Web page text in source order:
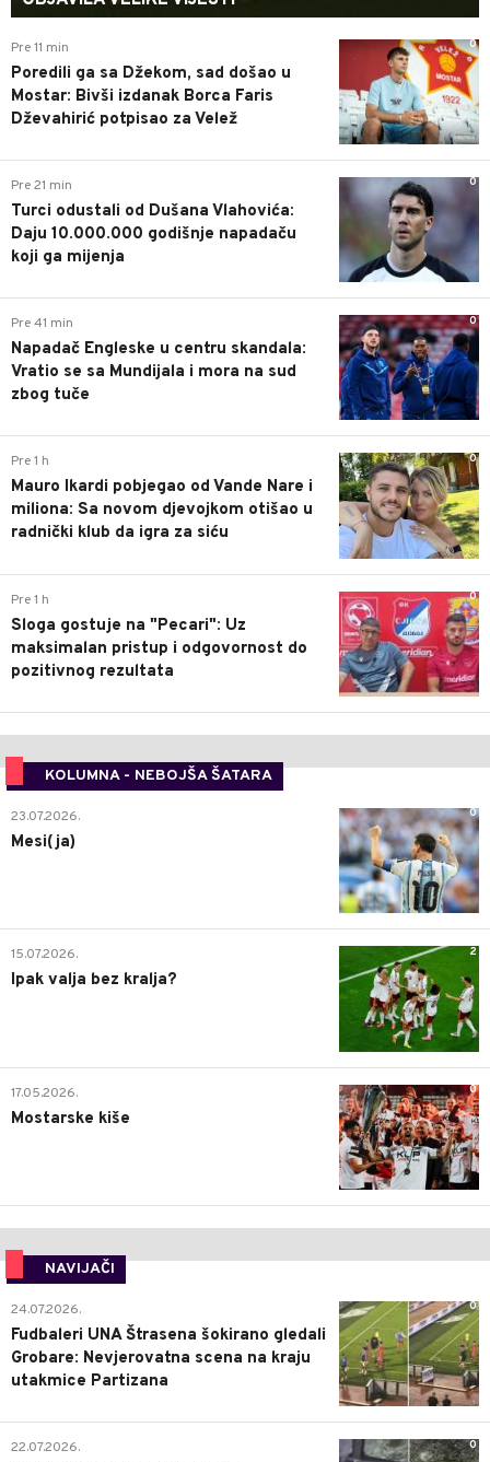
0
Pre 11 min
Poredili ga sa Džekom, sad došao u
Mostar: Bivši izdanak Borca Faris
Dževahirić potpisao za Velež
0
Pre 21 min
Turci odustali od Dušana Vlahovića:
Daju 10.000.000 godišnje napadaču
koji ga mijenja
0
Pre 41 min
Napadač Engleske u centru skandala:
Vratio se sa Mundijala i mora na sud
zbog tuče
0
Pre 1 h
Mauro Ikardi pobjegao od Vande Nare i
miliona: Sa novom djevojkom otišao u
radnički klub da igra za siću
0
Pre 1 h
Sloga gostuje na "Pecari": Uz
maksimalan pristup i odgovornost do
pozitivnog rezultata
KOLUMNA - NEBOJŠA ŠATARA
0
23.07.2026.
Mesi(ja)
2
15.07.2026.
Ipak valja bez kralja?
0
17.05.2026.
Mostarske kiše
NAVIJAČI
0
24.07.2026.
Fudbaleri UNA Štrasena šokirano gledali
Grobare: Nevjerovatna scena na kraju
utakmice Partizana
0
22.07.2026.